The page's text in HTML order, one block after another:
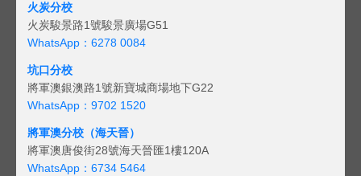
火炭分校
火炭駿景路1號駿景廣場G51
WhatsApp：6278 0084
坑口分校
將軍澳銀澳路1號新寶城商場地下G22
WhatsApp：9702 1520
將軍澳分校（海天晉）
將軍澳唐俊街28號海天晉匯1樓120A
WhatsApp：6734 5464